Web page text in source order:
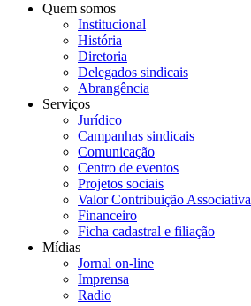
Quem somos
Institucional
História
Diretoria
Delegados sindicais
Abrangência
Serviços
Jurídico
Campanhas sindicais
Comunicação
Centro de eventos
Projetos sociais
Valor Contribuição Associativa
Financeiro
Ficha cadastral e filiação
Mídias
Jornal on-line
Imprensa
Radio